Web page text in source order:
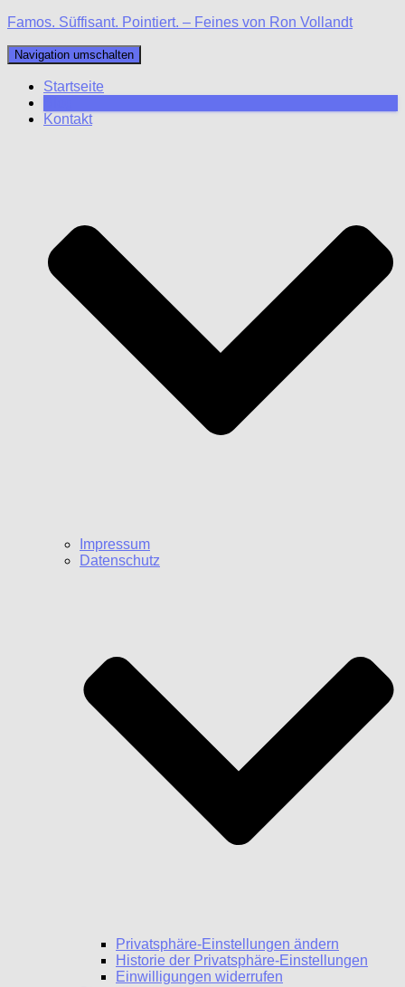
Famos. Süffisant. Pointiert. – Feines von Ron Vollandt
Navigation umschalten
Startseite
Kontakt
Impressum
Datenschutz
Privatsphäre-Einstellungen ändern
Historie der Privatsphäre-Einstellungen
Einwilligungen widerrufen